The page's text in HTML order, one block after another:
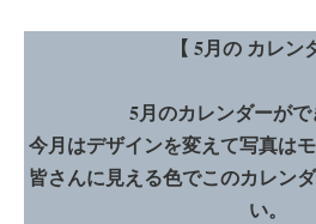
【 5月の カレン
5月のカレンダーがで
今月はデザインを変えて写真は
皆さんに見える色でこのカレン
い。